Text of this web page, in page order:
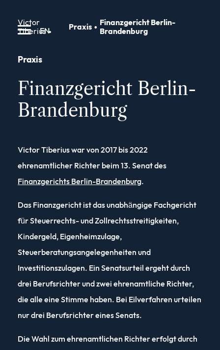
Victor
Tiberius
Praxis
Finanzgericht Berlin-
Brandenburg
EN
Praxis
Finanzgericht Berlin-
Brandenburg
Victor Tiberius war von 2017 bis 2022
ehrenamtlicher Richter beim 13. Senat des
Finanzgerichts Berlin-Brandenburg.
Das Finanzgericht ist das unabhängige Fachgericht
für Steuerrechts- und Zollrechtsstreitigkeiten,
Kindergeld, Eigenheimzulage,
Steuerberatungsangelegenheiten und
Investitionszulagen. Ein Senatsurteil ergeht durch
drei Berufsrichter und zwei ehrenamtliche Richter,
die alle eine Stimme haben. Bei Eilverfahren urteilen
nur drei Berufsrichter eines Senats.
Die Wahl zum ehrenamtlichen Richter erfolgt durch